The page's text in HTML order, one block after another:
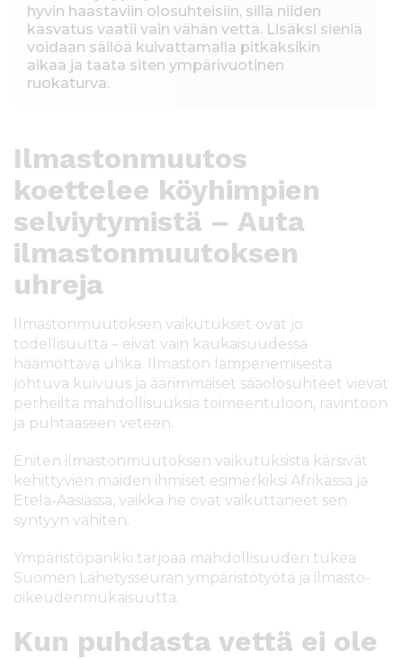
hyvin haastaviin olosuhteisiin, sillä niiden
kasvatus vaatii vain vähän vettä. Lisäksi sieniä
voidaan säilöä kuivattamalla pitkäksikin
aikaa ja taata siten ympärivuotinen
ruokaturva.
Ilmastonmuutos
koettelee köyhimpien
selviytymistä – Auta
ilmastonmuutoksen
uhreja
Ilmastonmuutoksen vaikutukset ovat jo
todellisuutta – eivät vain kaukaisuudessa
häämöttävä uhka. Ilmaston lämpenemisestä
johtuva kuivuus ja äärimmäiset sääolosuhteet vievät
perheiltä mahdollisuuksia toimeentuloon, ravintoon
ja puhtaaseen veteen.
Eniten ilmastonmuutoksen vaikutuksista kärsivät
kehittyvien maiden ihmiset esimerkiksi Afrikassa ja
Etelä-Aasiassa, vaikka he ovat vaikuttaneet sen
syntyyn vähiten.
Ympäristöpankki tarjoaa mahdollisuuden tukea
Suomen Lähetysseuran ympäristötyötä ja ilmasto-
oikeudenmukaisuutta.
Kun puhdasta vettä ei ole